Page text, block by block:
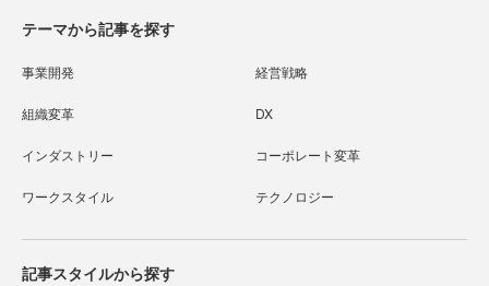
テーマから記事を探す
事業開発 経営戦略
組織変革 DX
インダストリー コーポレート変革
ワークスタイル テクノロジー
記事スタイルから探す